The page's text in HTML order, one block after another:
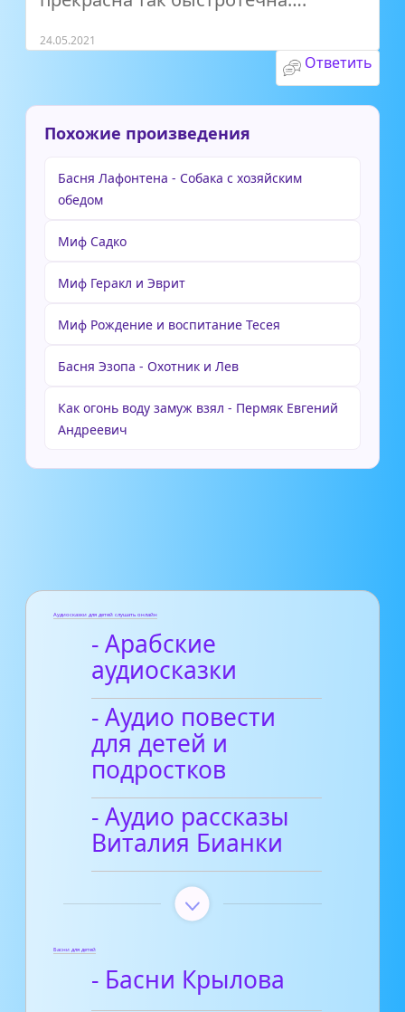
24.05.2021
Ответить
Похожие произведения
Басня Лафонтена - Собака с хозяйским
обедом
Миф Садко
Миф Геракл и Эврит
Миф Рождение и воспитание Тесея
Басня Эзопа - Охотник и Лев
Как огонь воду замуж взял - Пермяк Евгений
Андреевич
Аудиосказки для детей слушать онлайн
- Арабские
аудиосказки
- Аудио повести
для детей и
подростков
- Аудио рассказы
Виталия Бианки
Басни для детей
- Басни Крылова